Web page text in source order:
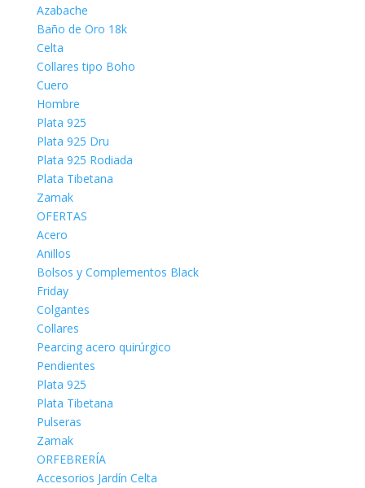
Azabache
Baño de Oro 18k
Celta
Collares tipo Boho
Cuero
Hombre
Plata 925
Plata 925 Dru
Plata 925 Rodiada
Plata Tibetana
Zamak
OFERTAS
Acero
Anillos
Bolsos y Complementos Black
Friday
Colgantes
Collares
Pearcing acero quirúrgico
Pendientes
Plata 925
Plata Tibetana
Pulseras
Zamak
ORFEBRERÍA
Accesorios Jardín Celta